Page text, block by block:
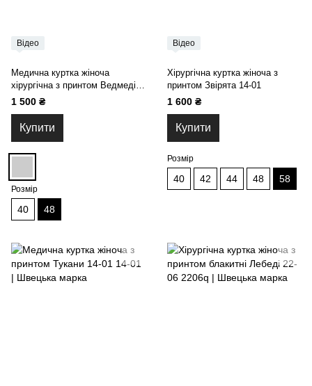
Відео
Медична куртка жіноча
хірургічна з принтом Ведмеді
22-06
1 500 ₴
Купити
Розмір
40 48
Відео
Хірургічна куртка жіноча з
принтом Звірята 14-01
1 600 ₴
Купити
Розмір
40 42 44 48 58